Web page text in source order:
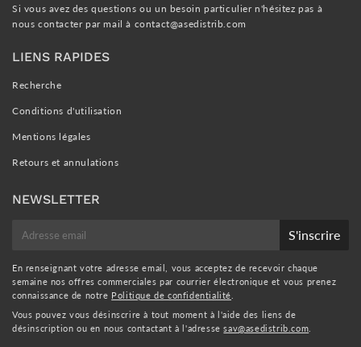
Si vous avez des questions ou un besoin particulier n'hésitez pas à
nous contacter par mail à contact@asedistrib.com
LIENS RAPIDES
Recherche
Conditions d'utilisation
Mentions légales
Retours et annulations
NEWSLETTER
mail
S'inscrire
En renseignant votre adresse email, vous acceptez de recevoir chaque
semaine nos offres commerciales par courrier électronique et vous prenez
connaissance de notre Politique de confidentialité
Vous pouvez vous désinscrire à tout moment à l'aide des liens de
désinscription ou en nous contactant à l'adressesav@asedistrib.com